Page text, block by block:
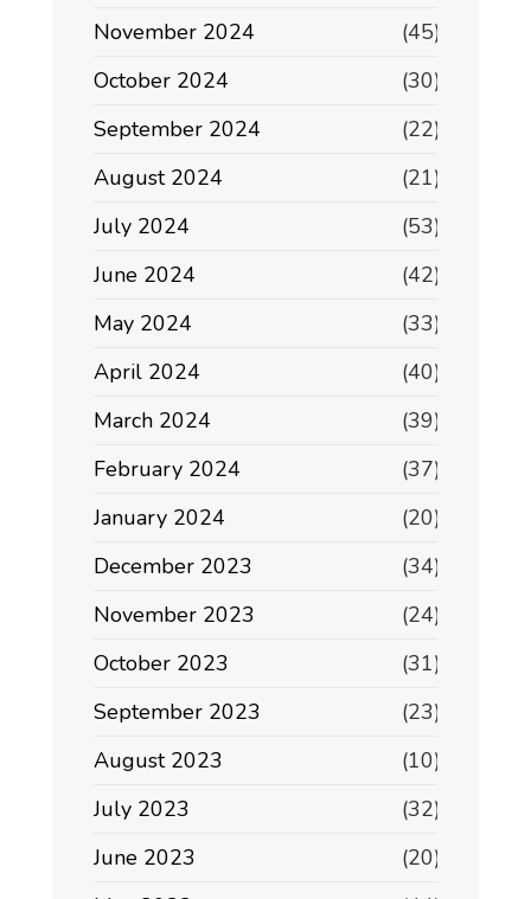
November 2024
(45)
October 2024
(30)
September 2024
(22)
August 2024
(21)
July 2024
(53)
June 2024
(42)
May 2024
(33)
April 2024
(40)
March 2024
(39)
February 2024
(37)
January 2024
(20)
December 2023
(34)
November 2023
(24)
October 2023
(31)
September 2023
(23)
August 2023
(10)
July 2023
(32)
June 2023
(20)